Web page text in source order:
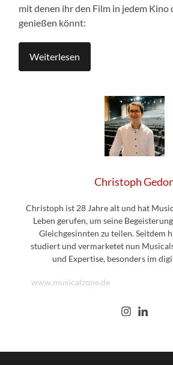
mit denen ihr den Film in jedem
genießen könnt:
Weiterlesen
Christoph
Christoph ist 28 Jahre alt und hat
Leben gerufen, um seine
Gleichgesinnten zu teilen. Seitdem
studiert und vermarketet nun
und Expertise, besonders im
www.musicalzone.de